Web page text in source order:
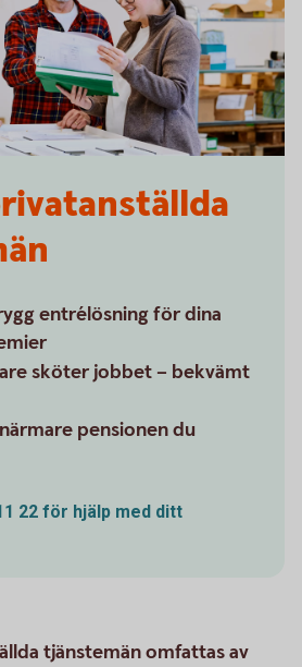
entrélösning för dina
sköter jobbet – bekvämt
pensionen du
22 för hjälp med ditt
tjänstemän omfattas av